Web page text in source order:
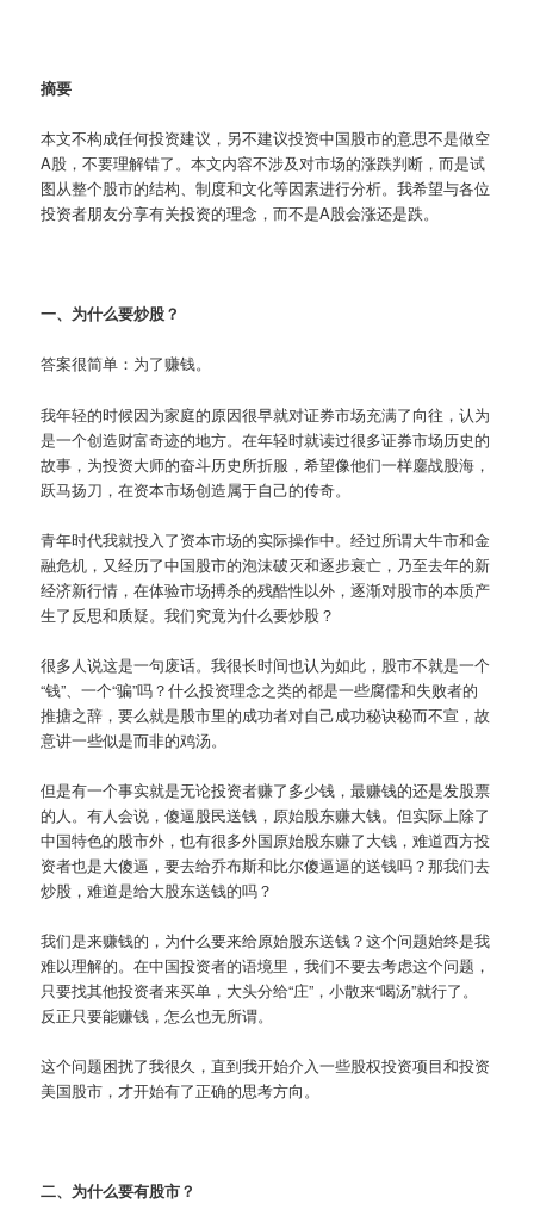
摘要
本文不构成任何投资建议，另不建议投资中国股市的意思不是做空
A股，不要理解错了。本文内容不涉及对市场的涨跌判断，而是试
图从整个股市的结构、制度和文化等因素进行分析。我希望与各位
投资者朋友分享有关投资的理念，而不是A股会涨还是跌。
一、为什么要炒股？
答案很简单：为了赚钱。
我年轻的时候因为家庭的原因很早就对证券市场充满了向往，认为
是一个创造财富奇迹的地方。在年轻时就读过很多证券市场历史的
故事，为投资大师的奋斗历史所折服，希望像他们一样鏖战股海，
跃马扬刀，在资本市场创造属于自己的传奇。
青年时代我就投入了资本市场的实际操作中。经过所谓大牛市和金
融危机，又经历了中国股市的泡沫破灭和逐步衰亡，乃至去年的新
经济新行情，在体验市场搏杀的残酷性以外，逐渐对股市的本质产
生了反思和质疑。我们究竟为什么要炒股？
很多人说这是一句废话。我很长时间也认为如此，股市不就是一个
“钱”、一个“骗”吗？什么投资理念之类的都是一些腐儒和失败者的
推搪之辞，要么就是股市里的成功者对自己成功秘诀秘而不宣，故
意讲一些似是而非的鸡汤。
但是有一个事实就是无论投资者赚了多少钱，最赚钱的还是发股票
的人。有人会说，傻逼股民送钱，原始股东赚大钱。但实际上除了
中国特色的股市外，也有很多外国原始股东赚了大钱，难道西方投
资者也是大傻逼，要去给乔布斯和比尔傻逼逼的送钱吗？那我们去
炒股，难道是给大股东送钱的吗？
我们是来赚钱的，为什么要来给原始股东送钱？这个问题始终是我
难以理解的。在中国投资者的语境里，我们不要去考虑这个问题，
只要找其他投资者来买单，大头分给“庄”，小散来“喝汤”就行了。
反正只要能赚钱，怎么也无所谓。
这个问题困扰了我很久，直到我开始介入一些股权投资项目和投资
美国股市，才开始有了正确的思考方向。
二、为什么要有股市？